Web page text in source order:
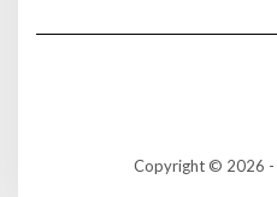
Copyright © 2026 -